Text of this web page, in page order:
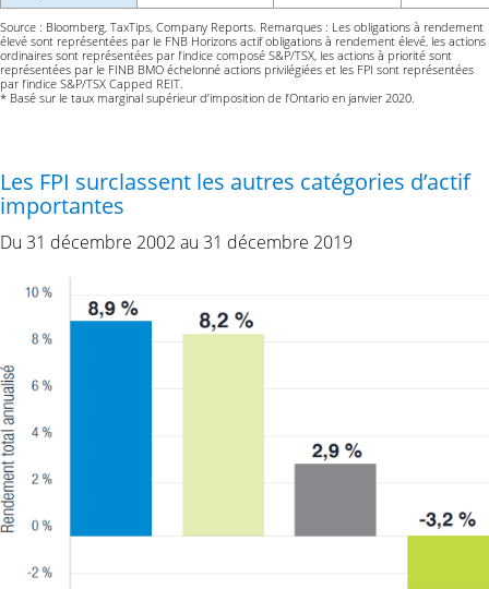
Source : Bloomberg, TaxTips, Company Reports. Remarques : Les obligations à rendement
élevé sont représentées par le FNB Horizons actif obligations à rendement élevé, les actions
ordinaires sont représentées par l’indice composé S&P/TSX, les actions à priorité sont
représentées par le FINB BMO échelonné actions privilégiées et les FPI sont représentées
par l’indice S&P/TSX Capped REIT.
* Basé sur le taux marginal supérieur d’imposition de l’Ontario en janvier 2020.
Les FPI surclassent les autres catégories d’actif
importantes
Du 31 décembre 2002 au 31 décembre 2019